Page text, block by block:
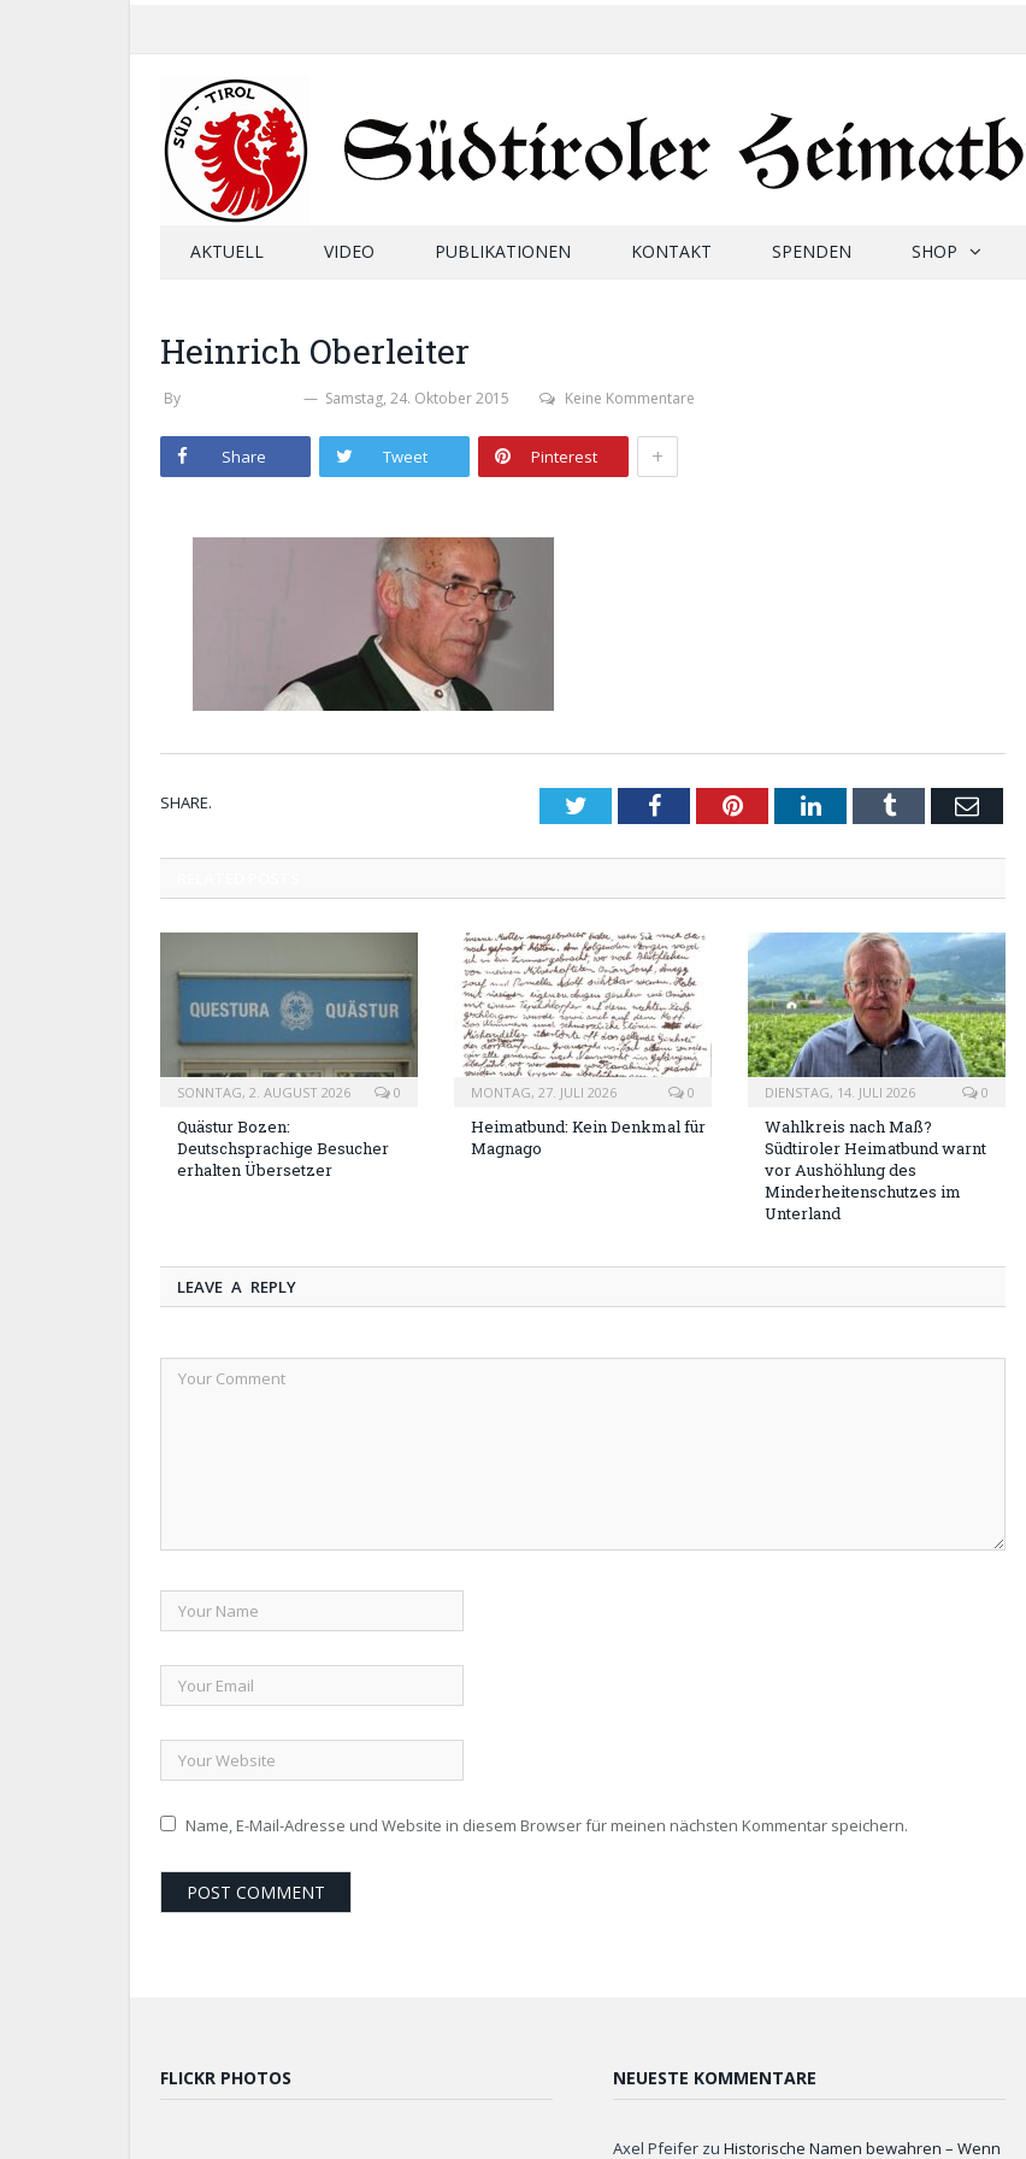
AKTUELL VIDEO PUBLIKATIONEN KONTAKT SPENDEN SHOP
Heinrich Oberleiter
By Samstag, 24. Oktober 2015 Keine Kommentare
Share Tweet Pinterest +
SHARE. TwitterFacebookPinterestLinkedInTumblr Email
SONNTAG, 2. AUGUST 2026 0
Quästur Bozen:
Deutschsprachige Besucher
erhalten Übersetzer
MONTAG, 27. JULI 2026 0
Heimatbund: Kein Denkmal für
Magnago
DIENSTAG, 14. JULI 2026 0
Wahlkreis nach Maß?
Südtiroler Heimatbund warnt
vor Aushöhlung des
Minderheitenschutzes im
Unterland
LEAVE A REPLY
Name, E-Mail-Adresse und Website in diesem Browser für meinen nächsten Kommentar speichern.
FLICKR PHOTOS NEUESTE KOMMENTARE
Axel Pfeifer zu Historische Namen bewahren – Wenn